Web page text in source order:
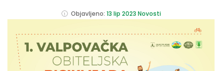
Objavljeno: 13 lip 2023 Novosti